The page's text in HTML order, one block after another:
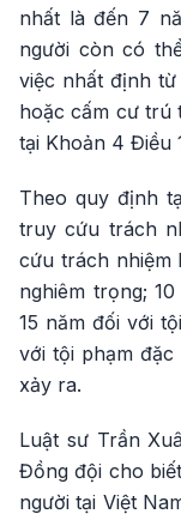
nhất là đến 7
người còn có
việc nhất định
hoặc cấm cư trú
tại Khoản 4 Điều
Theo quy định
truy cứu trách
cứu trách nhiệm
nghiêm trọng;
15 năm đối với
với tội phạm
xảy ra.
Luật sư Trần
Đồng đội cho
người tại Việt